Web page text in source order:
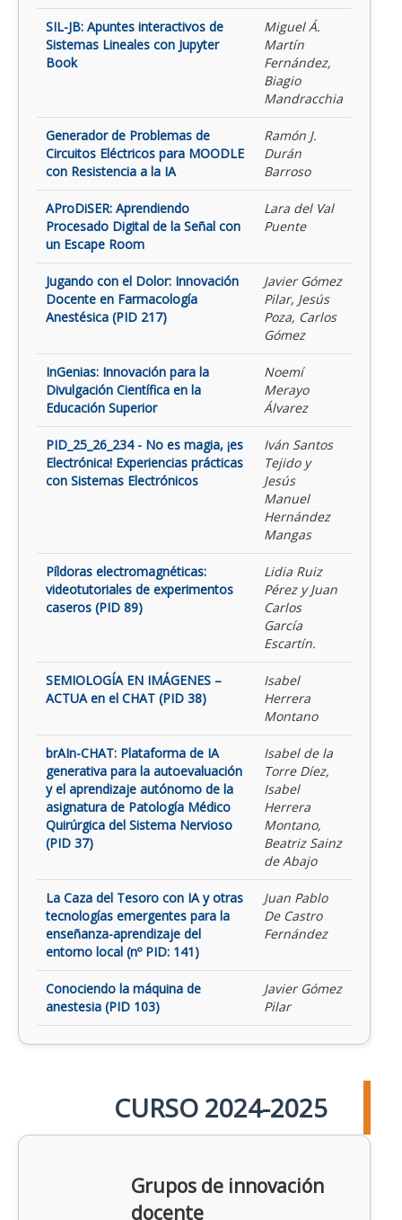
SIL-JB: Apuntes interactivos de
Sistemas Lineales con Jupyter
Book
Miguel Á.
Martín
Fernández,
Biagio
Mandracchia
Generador de Problemas de
Circuitos Eléctricos para MOODLE
con Resistencia a la IA
Ramón J.
Durán
Barroso
AProDiSER: Aprendiendo
Procesado Digital de la Señal con
un Escape Room
Lara del Val
Puente
Jugando con el Dolor: Innovación
Docente en Farmacología
Anestésica (PID 217)
Javier Gómez
Pilar, Jesús
Poza, Carlos
Gómez
InGenias: Innovación para la
Divulgación Científica en la
Educación Superior
Noemí
Merayo
Álvarez
PID_25_26_234 - No es magia, ¡es
Electrónica! Experiencias prácticas
con Sistemas Electrónicos
Iván Santos
Tejido y
Jesús
Manuel
Hernández
Mangas
Píldoras electromagnéticas:
videotutoriales de experimentos
caseros (PID 89)
Lidia Ruiz
Pérez y Juan
Carlos
García
Escartín.
SEMIOLOGÍA EN IMÁGENES –
ACTUA en el CHAT (PID 38)
Isabel
Herrera
Montano
brAIn-CHAT: Plataforma de IA
generativa para la autoevaluación
y el aprendizaje autónomo de la
asignatura de Patología Médico
Quirúrgica del Sistema Nervioso
(PID 37)
Isabel de la
Torre Díez,
Isabel
Herrera
Montano,
Beatriz Sainz
de Abajo
La Caza del Tesoro con IA y otras
tecnologías emergentes para la
enseñanza-aprendizaje del
entorno local (nº PID: 141)
Juan Pablo
De Castro
Fernández
Conociendo la máquina de
anestesia (PID 103)
Javier Gómez
Pilar
CURSO 2024-2025
Grupos de innovación
docente